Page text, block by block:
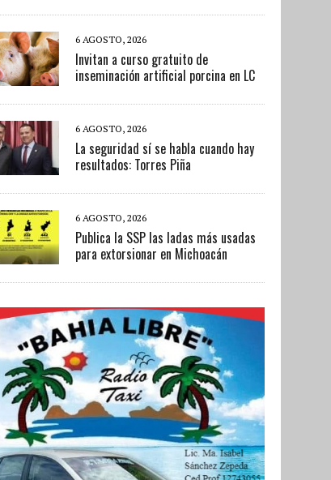
6 AGOSTO, 2026
Invitan a curso gratuito de
inseminación artificial porcina en LC
6 AGOSTO, 2026
La seguridad sí se habla cuando hay
resultados: Torres Piña
6 AGOSTO, 2026
Publica la SSP las ladas más usadas
para extorsionar en Michoacán